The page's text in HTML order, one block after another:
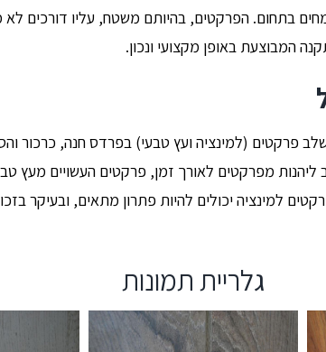
בתחום. הפרקטים, בהיותם משטח, עליו דורכים
המבוצעת באופן מקצועי ונכון.
פרקטים (למינציה ועץ טבעי) בפרדס חנה, כרכור
ליהנות מפרקטים לאורך זמן, פרקטים העשויים מעץ
למינציה יכולים להיות פתרון מתאים, ובעיקר
גלריית תמונות